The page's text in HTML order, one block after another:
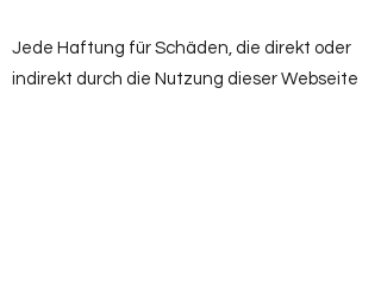
Jede Haftung für Schäden, die direkt oder
indirekt durch die Nutzung dieser Webseite